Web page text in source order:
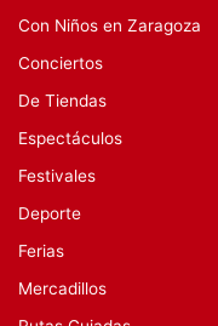
Con Niños en Zaragoza
Conciertos
De Tiendas
Espectáculos
Festivales
Deporte
Ferias
Mercadillos